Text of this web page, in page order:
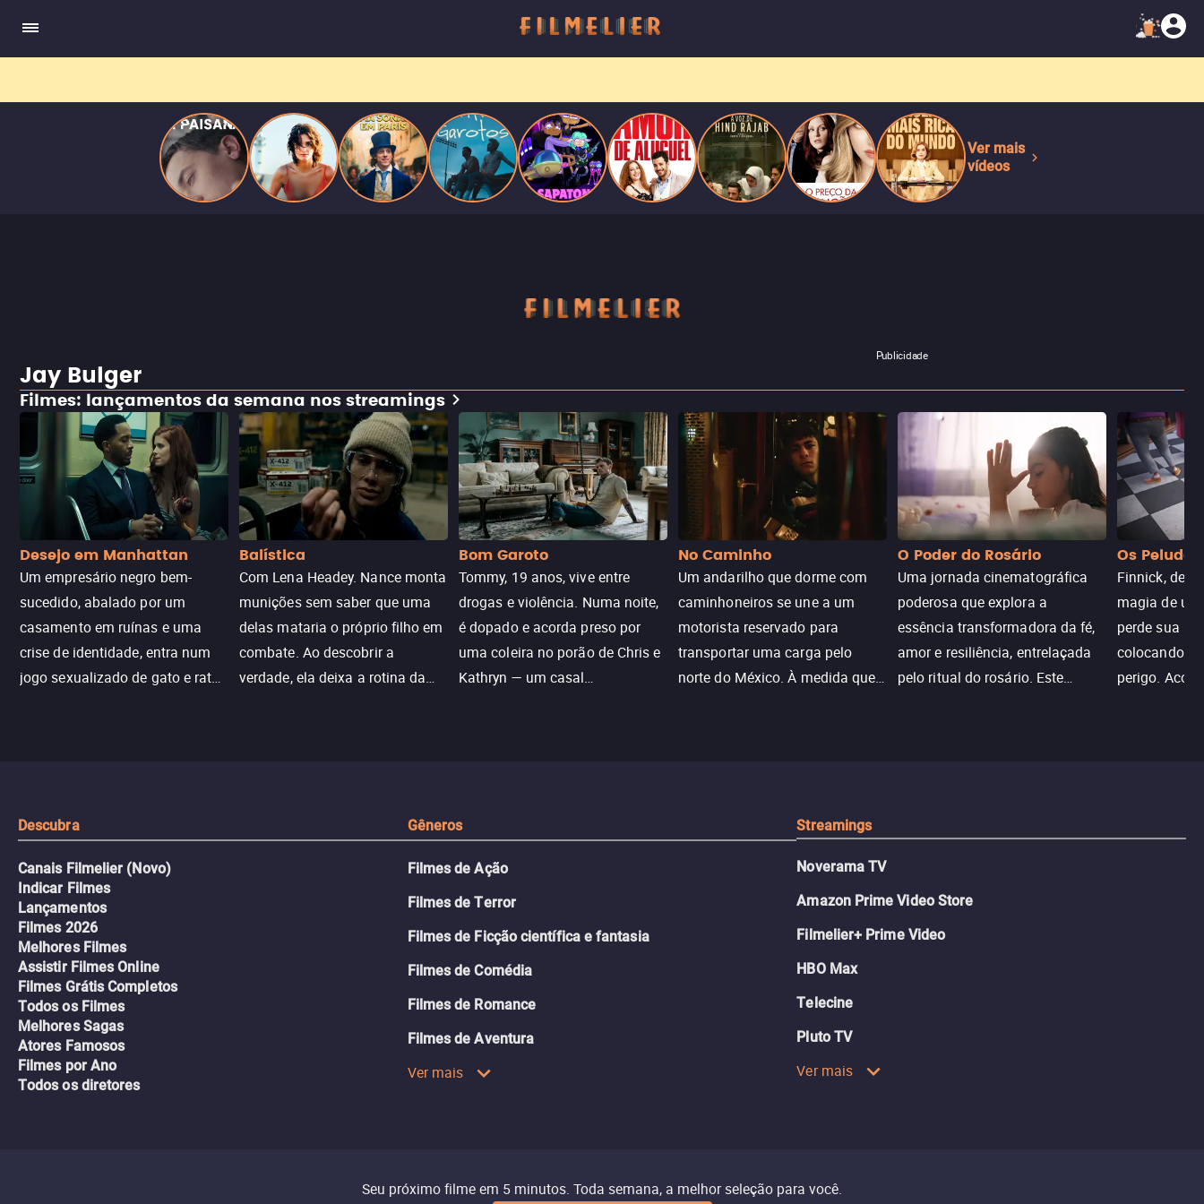
Ver mais
vídeos
Publicidade
Jay Bulger
Filmes: lançamentos da semana nos streamings
Desejo em Manhattan
Um empresário negro bem-
sucedido, abalado por um
casamento em ruínas e uma
crise de identidade, entra num
jogo sexualizado de gato e rato
Balística
Com Lena Headey. Nance monta
munições sem saber que uma
delas mataria o próprio filho em
combate. Ao descobrir a
verdade, ela deixa a rotina da
Bom Garoto
Tommy, 19 anos, vive entre
drogas e violência. Numa noite,
é dopado e acorda preso por
uma coleira no porão de Chris e
Kathryn — um casal
No Caminho
Um andarilho que dorme com
caminhoneiros se une a um
motorista reservado para
transportar uma carga pelo
norte do México. À medida que
O Poder do Rosário
Uma jornada cinematográfica
poderosa que explora a
essência transformadora da fé,
amor e resiliência, entrelaçada
pelo ritual do rosário. Este
Os Peludos
Finnick,
magia de
perde sua
colocando
perigo.
Descubra
Canais Filmelier (Novo)
Indicar Filmes
Lançamentos
Filmes 2026
Melhores Filmes
Assistir Filmes Online
Filmes Grátis Completos
Todos os Filmes
Melhores Sagas
Atores Famosos
Filmes por Ano
Todos os diretores
Gêneros
Filmes de Ação
Filmes de Terror
Filmes de Ficção científica e fantasia
Filmes de Comédia
Filmes de Romance
Filmes de Aventura
Ver mais
Streamings
Noverama TV
Amazon Prime Video Store
Filmelier+ Prime Video
HBO Max
Telecine
Pluto TV
Ver mais
Seu próximo filme em 5 minutos. Toda semana, a melhor seleção para você.